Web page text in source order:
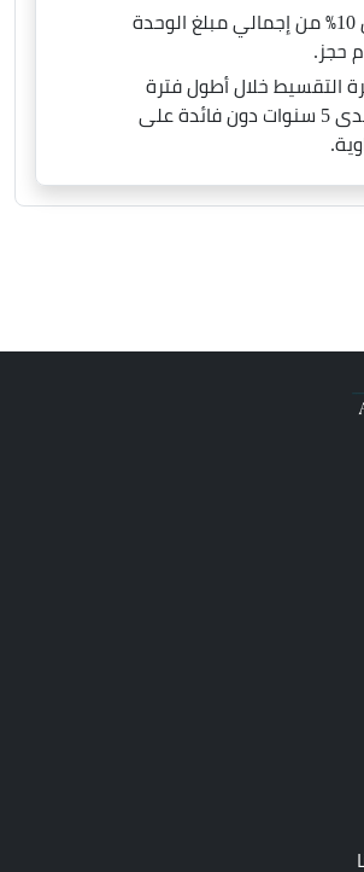
يدفع العميل 10٪ من إجمالي مبلغ الوحدة
حجز.
التقسيط خلال أطول فترة
سداد على مدى 5 سنوات دون فائدة على